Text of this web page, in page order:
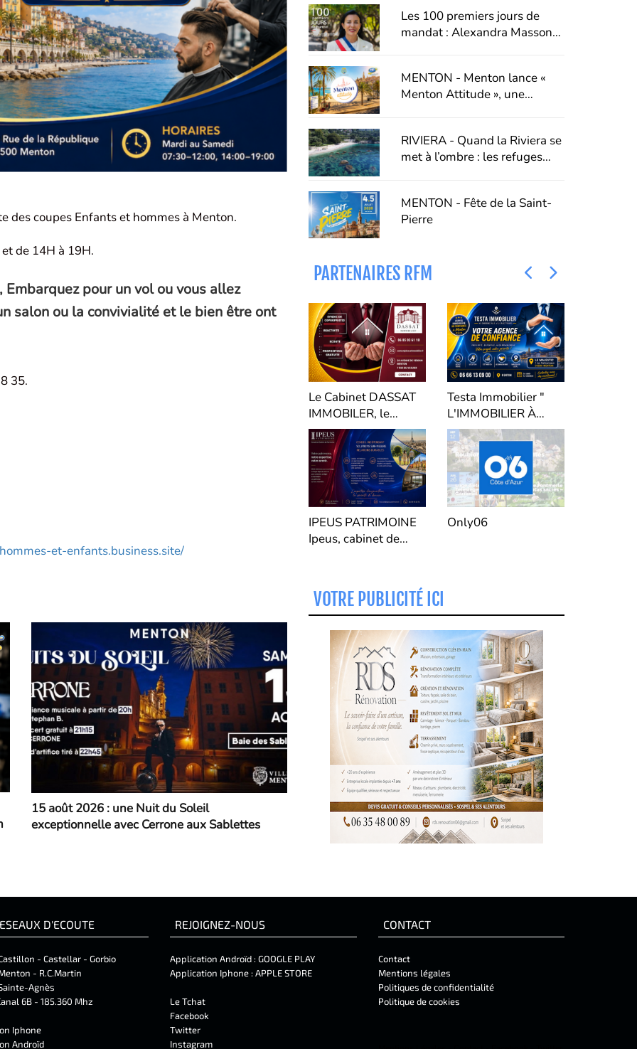
des coupes Enfants et hommes à Menton.
de 14H à 19H.
pour un vol ou vous allez
salon ou la convivialité et le bien être ont
35.
et-enfants.business.site/
15 août 2026 : une Nuit du Soleil
exceptionnelle avec Cerrone aux Sablettes
Les 100 premiers jours de
mandat : Alexandra Masson
MENTON - Menton lance «
Menton Attitude », une
vivre
RIVIERA - Quand la Riviera se
met à l’ombre : les refuges
MENTON - Fête de la Saint-
Pierre
PARTENAIRES RFM
Le Cabinet DASSAT
IMMOBILER, le
nouveau Syndic de
Copropriété du
Bassin Mentonnais,
de la Vallée de al
Bevera et Vallée de la
Roya.
IPEUS PATRIMOINE
Ipeus, cabinet de
Testa Immobilier "
L'IMMOBILIER À
MENTON "
Only06
VOTRE PUBLICITÉ ICI
D'ECOUTE
- Castellar - Gorbio
- R.C.Martin
Agnès
6B - 185.360 Mhz
Iphone
Androïd
REJOIGNEZ-NOUS
Application Androïd : GOOGLE PLAY
Application Iphone : APPLE STORE
Le Tchat
Facebook
Twitter
Instagram
CONTACT
Contact
Mentions légales
Politiques de confidentialité
Politique de cookies